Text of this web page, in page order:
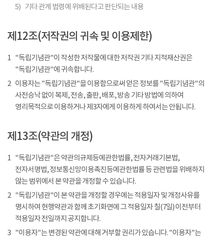
5) 기타 관계 법령에 위배된다고 판단되는 내용
제12조(저작권의 귀속 및 이용제한)
1 "독립기념관"이 작성한 저작물에 대한 저작권 기타 지적재산권은
"독립기념관"에 귀속합니다.
2 이용자는 "독립기념관"을 이용함으로써 얻은 정보를 "독립기념관"의
사전승낙 없이 복제, 전송, 출판, 배포, 방송 기타 방법에 의하여
영리목적으로 이용하거나 제3자에게 이용하게 하여서는 안됩니다.
제13조(약관의 개정)
1 "독립기념관"은 약관의규제등에관한법률, 전자거래기본법,
전자서명법, 정보통신망이용촉진등에관한법률 등 관련법을 위배하지
않는 범위에서 본 약관을 개정할 수 있습니다.
2 "독립기념관"이 본 약관을 개정할 경우에는 적용일자 및 개정사유를
명시하여 현행약관과 함께 초기화면에 그 적용일자 칠(7일) 이전부터
적용일자 전일까지 공지합니다.
3 "이용자"는 변경된 약관에 대해 거부할 권리가 있습니다. "이용자"는